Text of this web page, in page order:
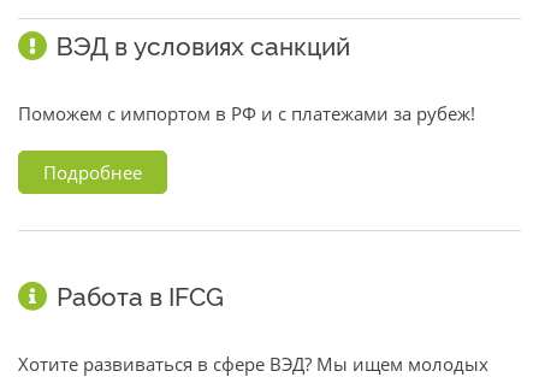
ВЭД в условиях санкций
Поможем с импортом в РФ и с платежами за рубеж!
Подробнее
Работа в IFCG
Хотите развиваться в сфере ВЭД? Мы ищем молодых